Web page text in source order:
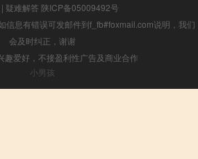
| 疑难解答 陕ICP备05009492号
信息有错误可发邮件到f_fb#foxmail.com说明，我们
会及时纠正，谢谢
趣爱好，不接盈利性广告及商业合作
小男孩